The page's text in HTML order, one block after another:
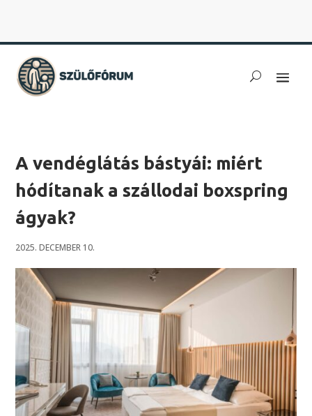
A vendéglátás bástyái: miért
hódítanak a szállodai boxspring
ágyak?
2025. DECEMBER 10.